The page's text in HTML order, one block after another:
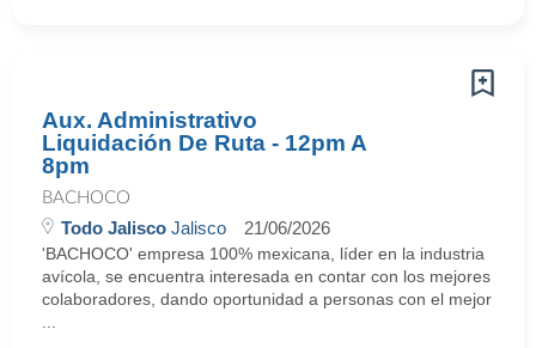
Aux. Administrativo
Liquidación De Ruta - 12pm A
8pm
BACHOCO
Todo Jalisco Jalisco 21/06/2026
'BACHOCO' empresa 100% mexicana, líder en la industria
avícola, se encuentra interesada en contar con los mejores
colaboradores, dando oportunidad a personas con el mejor